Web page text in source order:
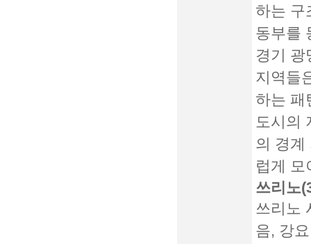
하는 구
동부를
경기 광
지역들
하는 패
도시의
의 경계
럽게 모
쓰리노
쓰리노
음, 강